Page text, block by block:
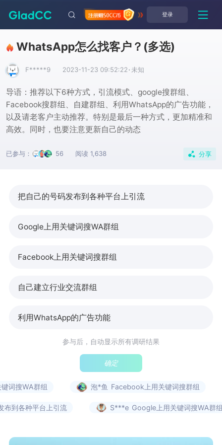
登录
WhatsApp怎么找客户？ (多选)
F*****9 2023-11-23 09:52:22·未知
导语：推荐以下6种方式，引流模式、google搜群组、
Facebook搜群组、自建群组、利用WhatsApp的广告功能，
以及请老客户主动推荐。特别是最后一种方式，更加精准和
高效。同时，也要注意更新自己的动态
已参与： 56 阅读 1,638 分享
把自己的号码发布到各种平台上引流
Google上用关键词搜WA群组
Facebook上用关键词搜群组
自己建立行业交流群组
利用WhatsApp的广告功能
参与后，自动显示所有调研结果
确定
词搜WA群组 泡*鱼 Facebook上用关键词搜群组
布到各种平台上引流 S***e Google上用关键词搜WA群组